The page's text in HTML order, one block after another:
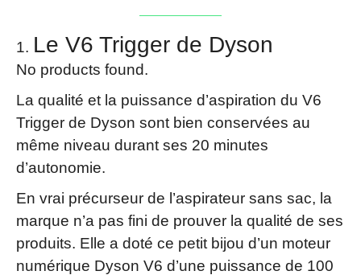
Le V6 Trigger de Dyson
No products found.
La qualité et la puissance d’aspiration du V6
Trigger de Dyson sont bien conservées au
même niveau durant ses 20 minutes
d’autonomie.
En vrai précurseur de l’aspirateur sans sac, la
marque n’a pas fini de prouver la qualité de ses
produits. Elle a doté ce petit bijou d’un moteur
numérique Dyson V6 d’une puissance de 100